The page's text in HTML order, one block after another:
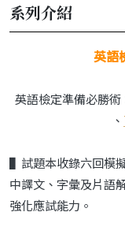
系列介紹
英語
英語檢定準備必勝術
、
▌試題本收錄六回模
中譯文、字彙及片語
強化應試能力。